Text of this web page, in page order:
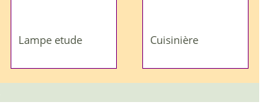
Lampe etude Cuisinière